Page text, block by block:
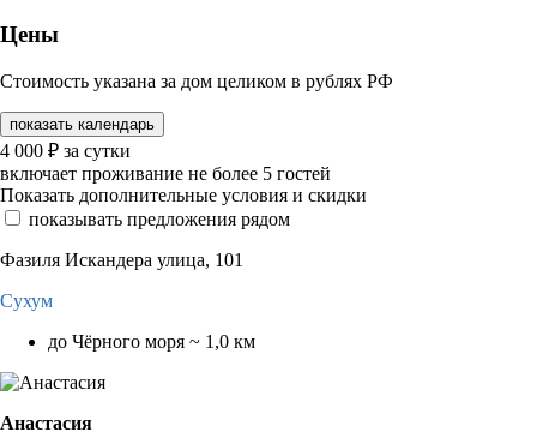
Цены
Стоимость указана за дом целиком в рублях РФ
показать календарь
4 000 ₽ за сутки
включает проживание не более 5 гостей
Показать дополнительные условия и скидки
показывать предложения рядом
Фазиля Искандера улица, 101
Сухум
до Чёрного моря ~ 1,0 км
Анастасия